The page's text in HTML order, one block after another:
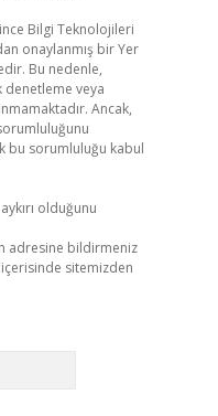
Bilgi Teknolojileri
onaylanmış bir Yer
Bu nedenle,
veya
Ancak,
bu sorumluluğu kabul
olduğunu
adresine bildirmeniz
sitemizden